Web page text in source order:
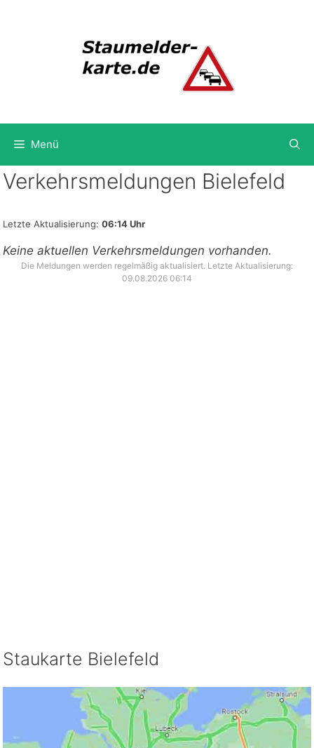
Menü
Verkehrsmeldungen Bielefeld
Letzte Aktualisierung: 06:14 Uhr
Keine aktuellen Verkehrsmeldungen vorhanden.
Die Meldungen werden regelmäßig aktualisiert. Letzte Aktualisierung:
09.08.2026 06:14
Staukarte Bielefeld